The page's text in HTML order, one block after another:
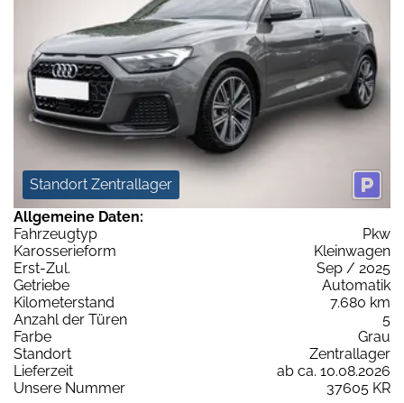
Standort Zentrallager
Allgemeine Daten:
Fahrzeugtyp
Pkw
Karosserieform
Kleinwagen
Erst-Zul.
Sep / 2025
Getriebe
Automatik
Kilometerstand
7.680 km
Anzahl der Türen
5
Farbe
Grau
Standort
Zentrallager
Lieferzeit
ab ca. 10.08.2026
Unsere Nummer
37605 KR